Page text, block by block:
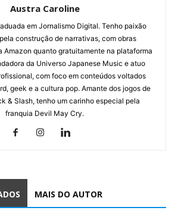
Austra Caroline
em Jornalismo Digital. Tenho paixão
construção de narrativas, com obras
Amazon quanto gratuitamente na plataforma
da Universo Japanese Music e atuo
com foco em conteúdos voltados
geek e a cultura pop. Amante dos jogos de
& Slash, tenho um carinho especial pela
franquia Devil May Cry.
MAIS DO AUTOR